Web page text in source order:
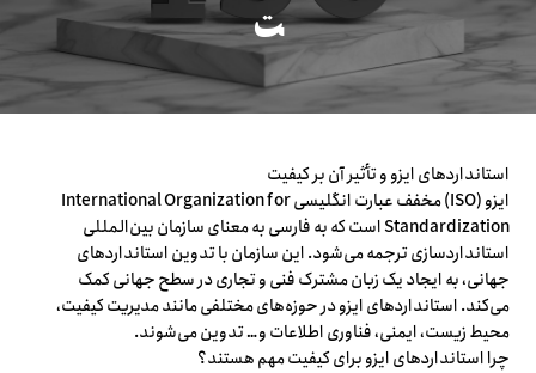
ت
استانداردهای ایزو و تأثیر آن بر کیفیت
ایزو (ISO) مخفف عبارت انگلیسی International Organization for
Standardization است که به فارسی به معنای سازمان بین‌المللی
استانداردسازی ترجمه می‌شود. این سازمان با تدوین استانداردهای
جهانی، به ایجاد یک زبان مشترک فنی و تجاری در سطح جهانی کمک
می‌کند. استانداردهای ایزو در حوزه‌های مختلفی مانند مدیریت کیفیت،
محیط زیست، ایمنی، فناوری اطلاعات و… تدوین می‌شوند.
چرا استانداردهای ایزو برای کیفیت مهم هستند؟